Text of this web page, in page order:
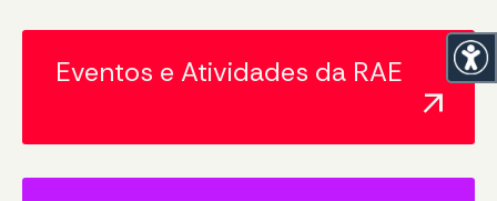
Eventos e Atividades da RAE
arrow_outward